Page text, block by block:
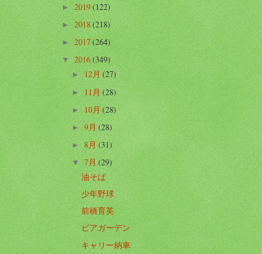
►2019(122)
► 2018(218)
►2017(264)
▼2016(349)
►12月(27)
►11月(28)
► 10月(28)
► 9月(28)
►8月(31)
▼7月(29)
油そば
少年野球
前橋育英
ビアガーデン
キャリー納車